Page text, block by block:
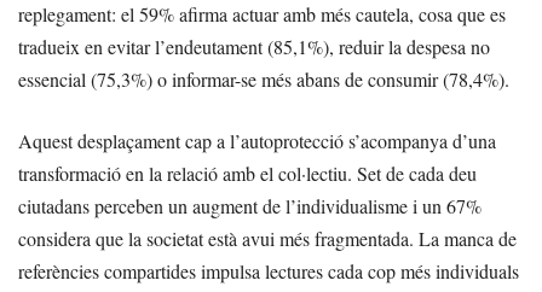
replegament: el 59% afirma actuar amb més cautela, cosa que es
tradueix en evitar l’endeutament (85,1%), reduir la despesa no
essencial (75,3%) o informar-se més abans de consumir (78,4%).
Aquest desplaçament cap a l’autoprotecció s’acompanya d’una
transformació en la relació amb el col·lectiu. Set de cada deu
ciutadans perceben un augment de l’individualisme i un 67%
considera que la societat està avui més fragmentada. La manca de
referències compartides impulsa lectures cada cop més individuals